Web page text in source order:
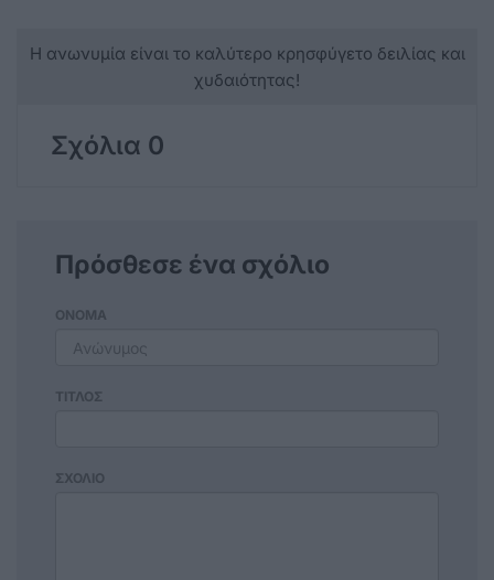
Η ανωνυμία είναι το καλύτερο κρησφύγετο δειλίας και
χυδαιότητας!
Σχόλια 0
Πρόσθεσε ένα σχόλιο
ΟΝΟΜΑ
ΤΙΤΛΟΣ
ΣΧΟΛΙΟ